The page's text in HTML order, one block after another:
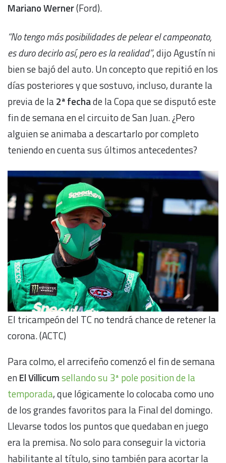
Mariano Werner(Ford).
“No tengo más posibilidades de pelear el campeonato,
es duro decirlo así, pero es la realidad”, dijo Agustín ni
bien se bajó del auto. Un concepto que repitió en los
días posteriores y que sostuvo, incluso, durante la
previa de la2ª fechade la Copa que se disputó este
fin de semana en el circuito de San Juan. ¿Pero
alguien se animaba a descartarlo por completo
teniendo en cuenta sus últimos antecedentes?
El tricampeón del TC no tendrá chance de retener la
corona. (ACTC)
Para colmo, el arrecifeño comenzó el fin de semana
enEl Villicumsellando su 3ª pole position de la
temporada, que lógicamente lo colocaba como uno
de los grandes favoritos para la Final del domingo.
Llevarse todos los puntos que quedaban en juego
era la premisa. No solo para conseguir la victoria
habilitante al título, sino también para acortar la